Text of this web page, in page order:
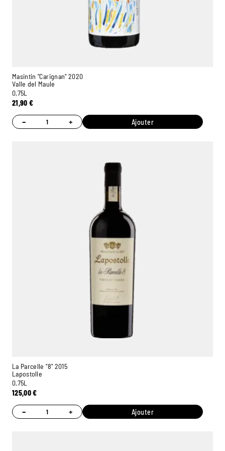
Masintin "Carignan" 2020
Valle del Maule
0,75L
21,90€
− + Ajouter
La Parcelle "8" 2015
Lapostolle
0,75L
125,00€
− + Ajouter